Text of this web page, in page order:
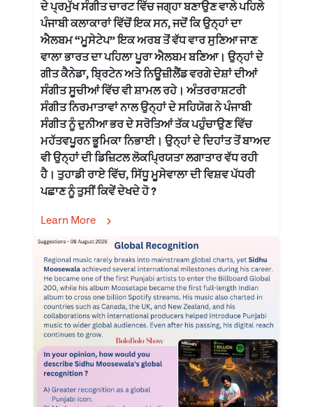
ਦੇ ਪ੍ਰਮੁੱਖ ਸੰਗੀਤ ਚਾਰਟ ਵਿੱਚ ਜਗ੍ਹਾ ਬਣਾਉਣ ਵਾਲੇ ਪਹਿਲੇ
ਪੰਜਾਬੀ ਕਲਾਕਾਰਾਂ ਵਿੱਚੋਂ ਇਕ ਸਨ, ਜਦੋਂ ਕਿ ਉਨ੍ਹਾਂ ਦਾ
ਐਲਬਮ “ਮੂਸੇਟੇਪ” ਇਕ ਅਰਬ ਤੋਂ ਵੱਧ ਵਾਰ ਸੁਣਿਆ ਜਾਣ
ਵਾਲਾ ਭਾਰਤ ਦਾ ਪਹਿਲਾ ਪੂਰਾ ਐਲਬਮ ਬਣਿਆ। ਉਨ੍ਹਾਂ ਦੇ
ਗੀਤ ਕੈਨੇਡਾ, ਬ੍ਰਿਟੇਨ ਅਤੇ ਨਿਊਜ਼ੀਲੈਂਡ ਵਰਗੇ ਦੇਸ਼ਾਂ ਦੀਆਂ
ਸੰਗੀਤ ਸੂਚੀਆਂ ਵਿੱਚ ਵੀ ਸ਼ਾਮਲ ਰਹੇ। ਅੰਤਰਰਾਸ਼ਟਰੀ
ਸੰਗੀਤ ਨਿਰਮਾਤਾਵਾਂ ਨਾਲ ਉਨ੍ਹਾਂ ਦੇ ਸਹਿਯੋਗ ਨੇ ਪੰਜਾਬੀ
ਸੰਗੀਤ ਨੂੰ ਦੁਨੀਆ ਭਰ ਦੇ ਸਰੋਤਿਆਂ ਤੱਕ ਪਹੁੰਚਾਉਣ ਵਿੱਚ
ਮਹੱਤਵਪੂਰਨ ਭੂਮਿਕਾ ਨਿਭਾਈ। ਉਨ੍ਹਾਂ ਦੇ ਦਿਹਾਂਤ ਤੋਂ ਬਾਅਦ
ਵੀ ਉਨ੍ਹਾਂ ਦੀ ਡਿਜ਼ਿਟਲ ਲੋਕਪ੍ਰਿਯਤਾ ਲਗਾਤਾਰ ਵੱਧ ਰਹੀ
ਹੈ। ਤੁਹਾਡੀ ਰਾਏ ਵਿੱਚ, ਸਿੱਧੂ ਮੂਸੇਵਾਲਾ ਦੀ ਵਿਸ਼ਵ ਪੱਧਰੀ
ਪਛਾਣ ਨੂੰ ਤੁਸੀਂ ਕਿਵੇਂ ਦੇਖਦੇ ਹੋ ?
Learn More